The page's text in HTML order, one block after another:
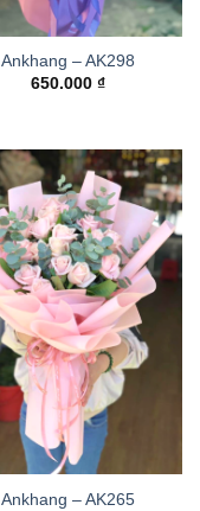
Ankhang – AK298
650.000 ₫
Ankhang – AK265